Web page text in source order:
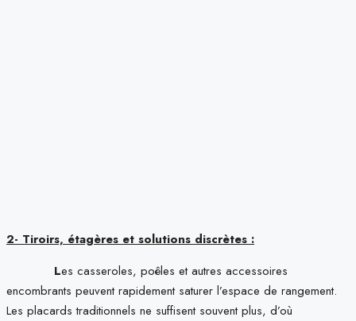
2- Tiroirs, étagères et solutions discrètes :
Les casseroles, poêles et autres accessoires
encombrants peuvent rapidement saturer l’espace de rangement.
Les placards traditionnels ne suffisent souvent plus, d’où